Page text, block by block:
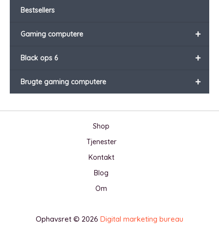
Bestsellers
+
Gaming computere
+
Black ops 6
+
Brugte gaming computere
Shop
Tjenester
Kontakt
Blog
Om
Ophavsret © 2026 Digital marketing bureau